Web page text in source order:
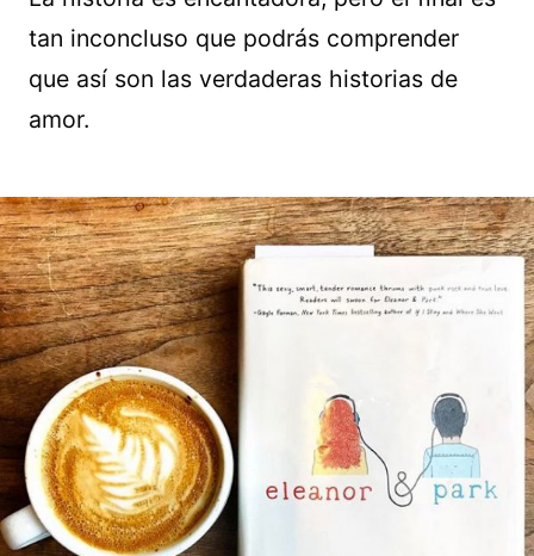
tan inconcluso que podrás comprender
que así son las verdaderas historias de
amor.